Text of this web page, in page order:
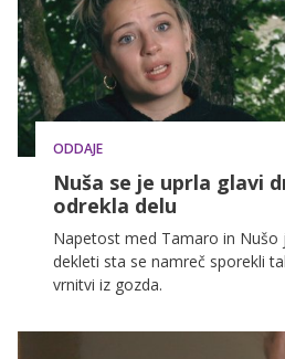
ODDAJE
Nuša se je uprla glavi
odrekla delu
Napetost med Tamaro in Nušo
dekleti sta se namreč sporekli
vrnitvi iz gozda.